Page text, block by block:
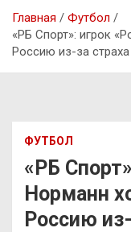
Главная
Футбол
«РБ Спорт»: игрок
Россию из-за
ФУТБОЛ
«РБ
Норманн
Россию